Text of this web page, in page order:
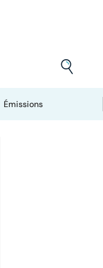
Émissions